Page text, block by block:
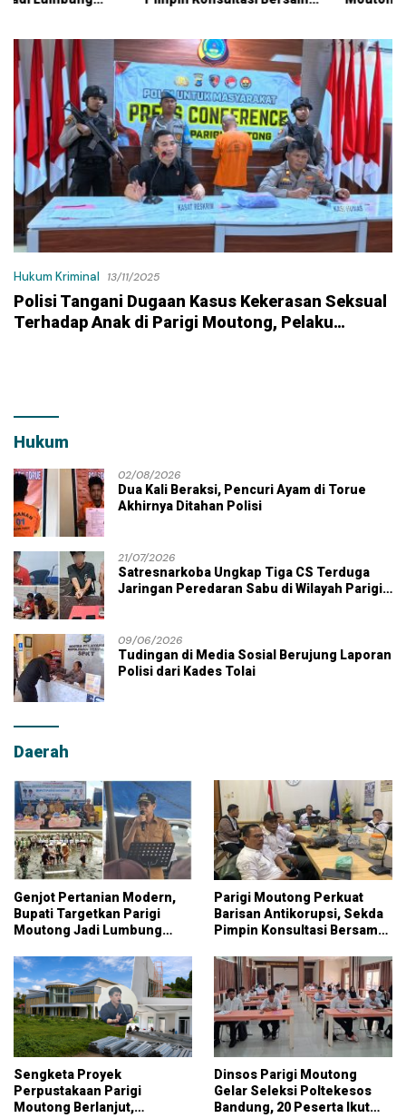
dengan Dana Pribadi
Hukum Kriminal 13/11/2025
Polisi Tangani Dugaan Kasus Kekerasan Seksual
Terhadap Anak di Parigi Moutong, Pelaku
Hukum
02/08/2026
Dua Kali Beraksi, Pencuri Ayam di Torue
Akhirnya Ditahan Polisi
21/07/2026
Satresnarkoba Ungkap Tiga CS Terduga
Jaringan Peredaran Sabu di Wilayah Parigi
09/06/2026
Tudingan di Media Sosial Berujung Laporan
Polisi dari Kades Tolai
Daerah
Genjot Pertanian Modern,
Bupati Targetkan Parigi
Moutong Jadi Lumbung
Parigi Moutong Perkuat
Barisan Antikorupsi, Sekda
Pimpin Konsultasi Bersama
Sengketa Proyek
Perpustakaan Parigi
Moutong Berlanjut,
Dinsos Parigi Moutong
Gelar Seleksi Poltekesos
Bandung, 20 Peserta Ikut